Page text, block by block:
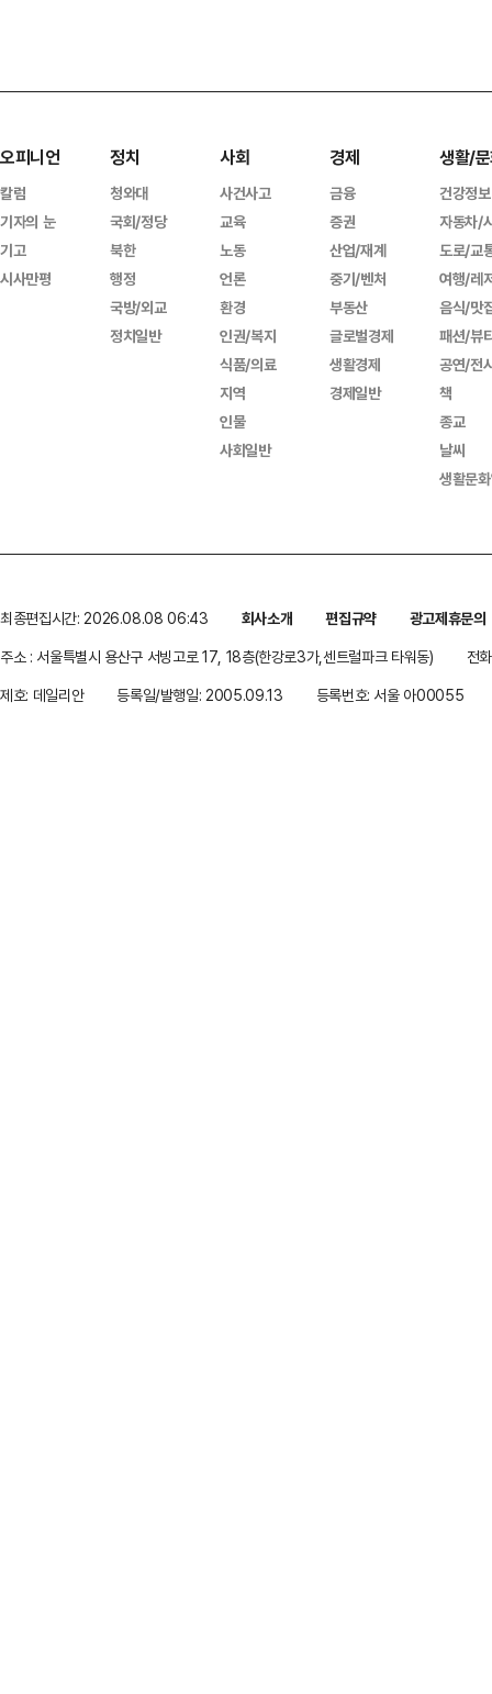
오피니언
칼럼
기자의 눈
기고
시사만평
정치
청와대
국회/정당
북한
행정
국방/외교
정치일반
사회
사건사고
교육
노동
언론
환경
인권/복지
식품/의료
지역
인물
사회일반
경제
금융
증권
산업/재계
중기/벤처
부동산
글로벌경제
생활경제
경제일반
생활/
건강정보
자동차/
도로/교
여행/레
음식/맛
패션/뷰
공연/전
책
종교
날씨
생활문
최종편집시간: 2026.08.08 06:43 회사소개 편집규약
광고제휴문의
주소 : 서울특별시 용산구 서빙고로 17, 18층(한강로3가,센트럴파크 타워동)
전
제호: 데일리안
등록일/발행일: 2005.09.13 등록번호: 서울 아00055